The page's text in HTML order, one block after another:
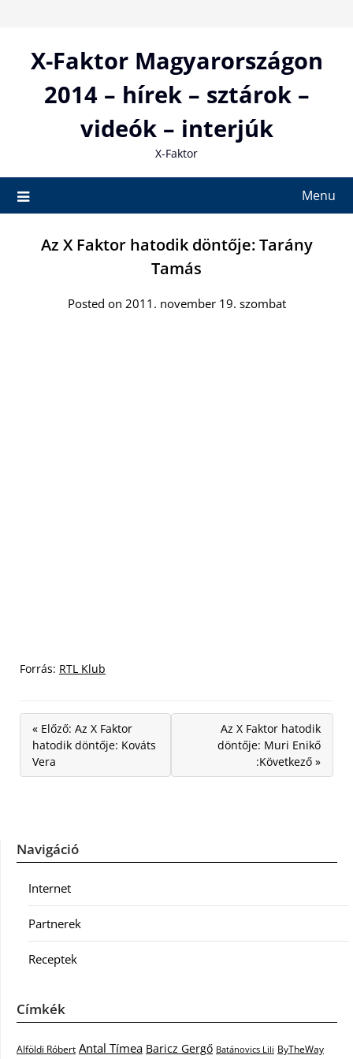
contentX-Faktor Magyarországon
2014 – hírek – sztárok –
videók – interjúk
X-Faktor
Menu
Az X Faktor hatodik döntője: Tarány
Tamás
Posted on 2011. november 19. szombat
Forrás: RTL Klub
« Előző: Az X Faktor
hatodik döntője: Kováts
Vera
Az X Faktor hatodik
döntője: Muri Enikő
:Következő »
Navigáció
Internet
Partnerek
Receptek
Címkék
Alföldi Róbert Antal Tímea Baricz Gergő Batánovics Lili ByTheWay